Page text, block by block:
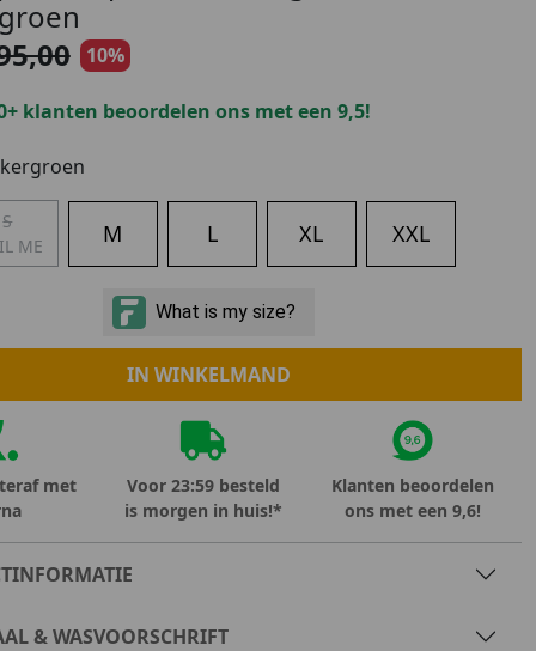
Frankrijk
Marokko
Spanje
10%
klanten beoordelen ons met een 9,5!
S
ME
M L XL XXL
IN WINKELMAND
met
Voor 23:59 besteld
is morgen in huis!*
Klanten beoordelen
ons met een 9,6!
& WASVOORSCHRIFT